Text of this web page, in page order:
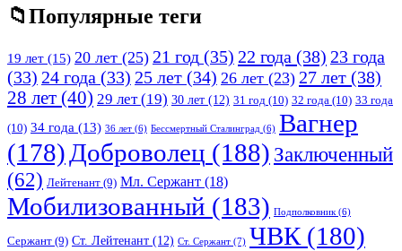
Популярные теги
19 лет (15) 20 лет (25) 21 год (35) 22 года (38) 23 года
(33) 24 года (33) 25 лет (34) 26 лет (23) 27 лет (38)
28 лет (40) 29 лет(19) 30 лет (12) 31 год (10) 32 года (10) 33 года
(10) 34 года (13) 36 лет (6) Бессмертный Сталинград (6) Вагнер
(178) Доброволец (188) Заключенный
(62) Лейтенант (9) Мл. Сержант (18)
Мобилизованный (183) Подполковник (6)
Сержант (9) Ст. Лейтенант (12) Ст. Сержант (7) ЧВК (180)